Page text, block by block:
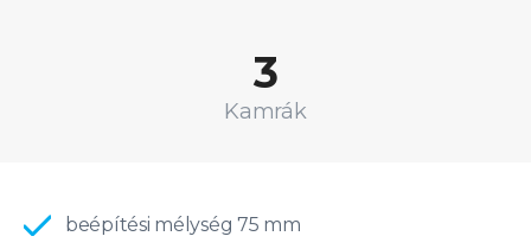
3
Kamrák
beépítési mélység 75 mm